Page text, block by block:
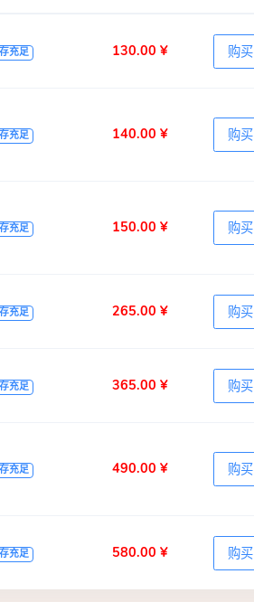
充足 130.00 ¥ 购买
充足 140.00 ¥ 购买
充足 150.00 ¥ 购买
充足 265.00 ¥ 购买
充足 365.00 ¥ 购买
充足 490.00 ¥ 购买
充足 580.00 ¥ 购买